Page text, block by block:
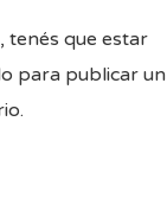
tenés que estar
para publicar un